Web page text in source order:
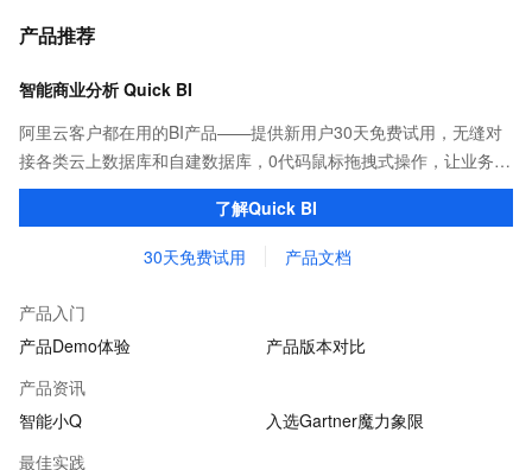
产品推荐
智能商业分析 Quick BI
阿里云客户都在用的BI产品——提供新用户30天免费试用，无缝对
接各类云上数据库和自建数据库，0代码鼠标拖拽式操作，让业务用
户也能一键轻松实现海量数据可视化分析。
了解Quick BI
30天免费试用 产品文档
产品入门
产品Demo体验
产品版本对比
产品资讯
智能小Q
入选Gartner魔力象限
最佳实践